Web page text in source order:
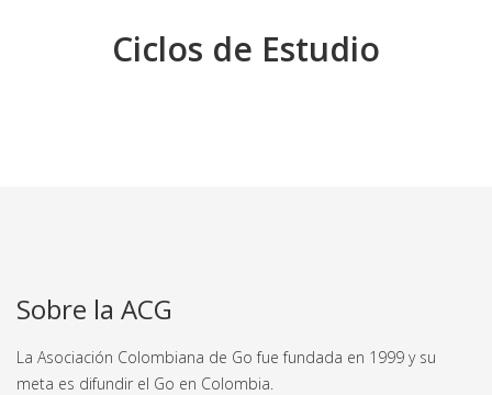
Ciclos de Estudio
Sobre la ACG
La Asociación Colombiana de Go fue fundada en 1999 y su
meta es difundir el Go en Colombia.